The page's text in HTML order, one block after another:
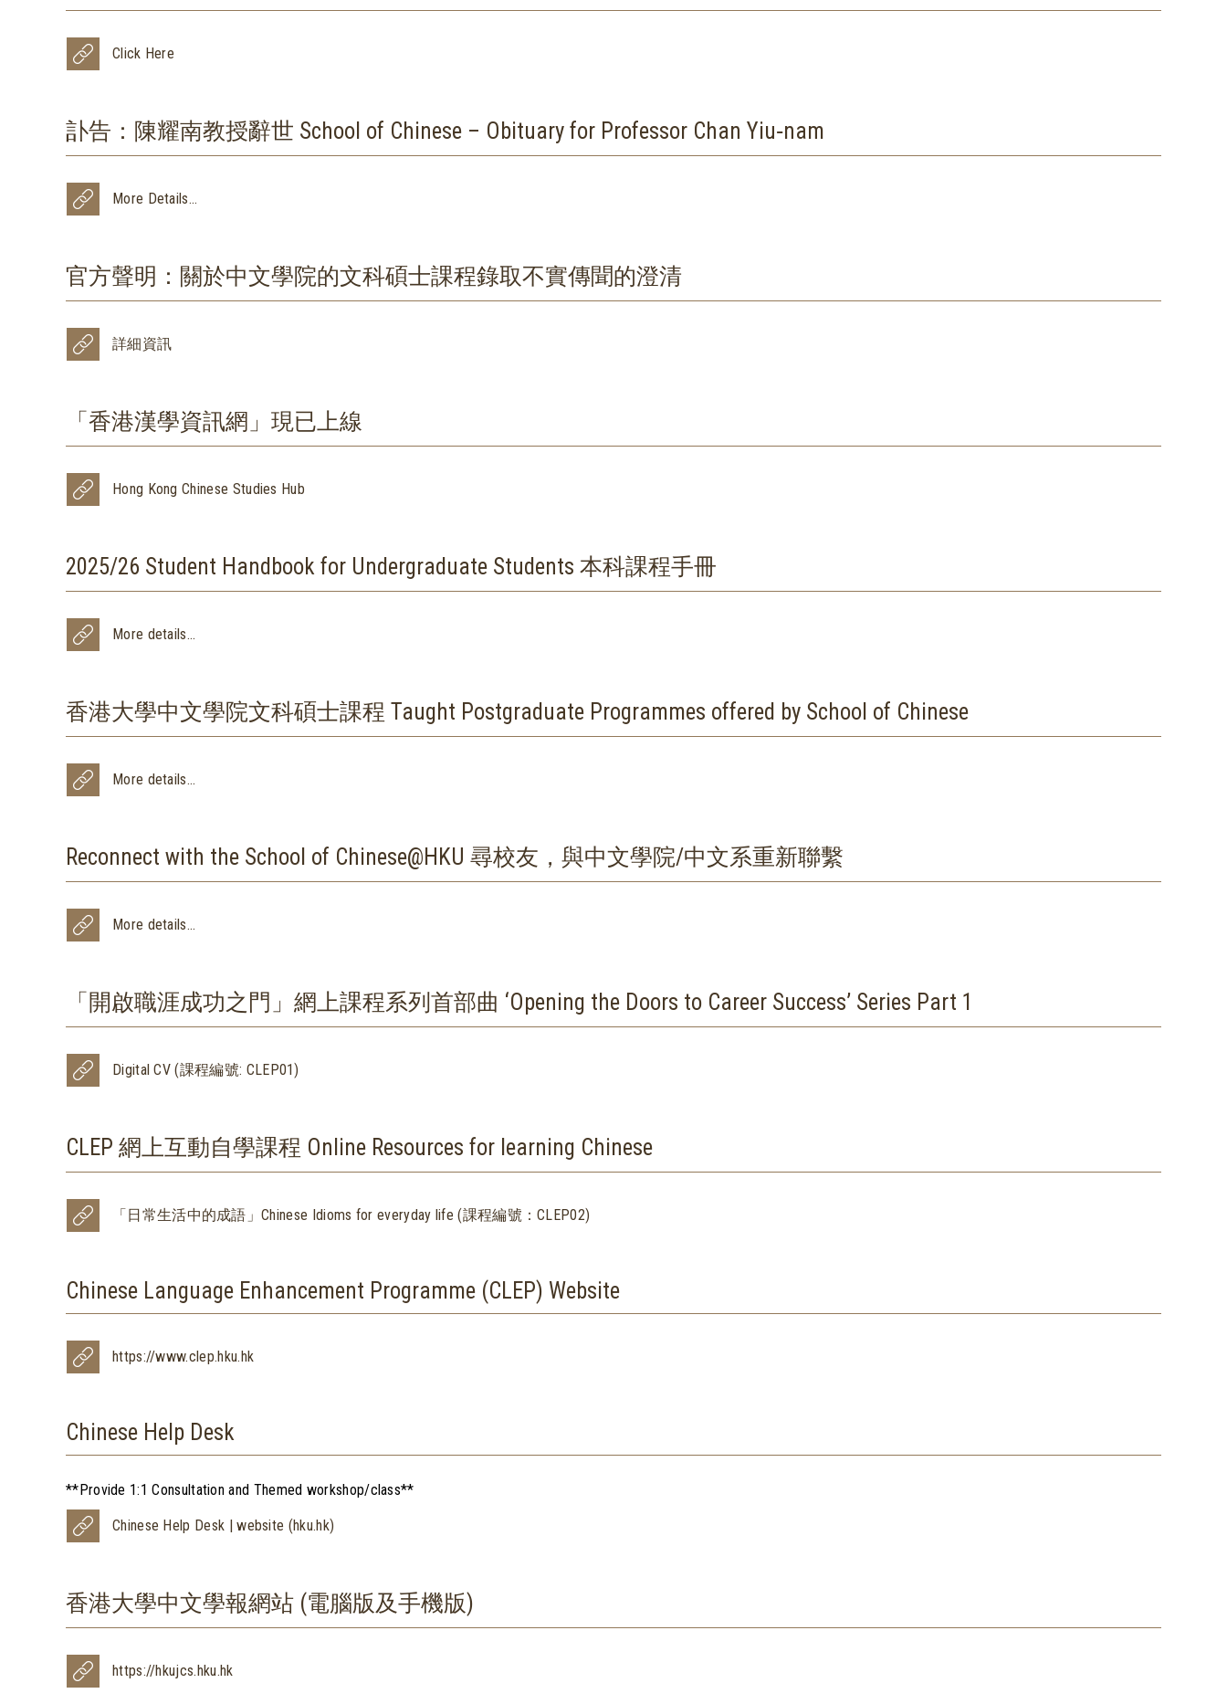
Click Here
訃告：陳耀南教授辭世 School of Chinese – Obituary for Professor Chan Yiu‑nam
More Details...
官方聲明：關於中文學院的文科碩士課程錄取不實傳聞的澄清
詳細資訊
「香港漢學資訊網」現已上線
Hong Kong Chinese Studies Hub
2025/26 Student Handbook for Undergraduate Students 本科課程手冊
More details...
香港大學中文學院文科碩士課程 Taught Postgraduate Programmes offered by School of Chinese
More details...
Reconnect with the School of Chinese@HKU 尋校友，與中文學院/中文系重新聯繫
More details...
「開啟職涯成功之門」網上課程系列首部曲 ‘Opening the Doors to Career Success’ Series Part 1
Digital CV (課程編號: CLEP01)
CLEP 網上互動自學課程 Online Resources for learning Chinese
「日常生活中的成語」Chinese Idioms for everyday life (課程編號：CLEP02)
Chinese Language Enhancement Programme (CLEP) Website
https://www.clep.hku.hk
Chinese Help Desk
**Provide 1:1 Consultation and Themed workshop/class**
Chinese Help Desk | website (hku.hk)
香港大學中文學報網站 (電腦版及手機版)
https://hkujcs.hku.hk